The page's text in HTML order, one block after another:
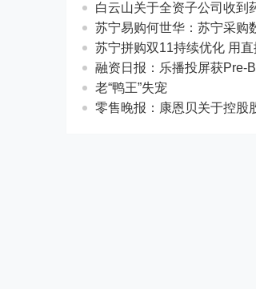
白云山关于全资子公司收到
苏宁易购何世华：苏宁采购
苏宁拼购双11持续优化 用
融资日报：乐播投屏获Pre-
老“鸭王”失宠
零售晚报：康恩贝关于控股